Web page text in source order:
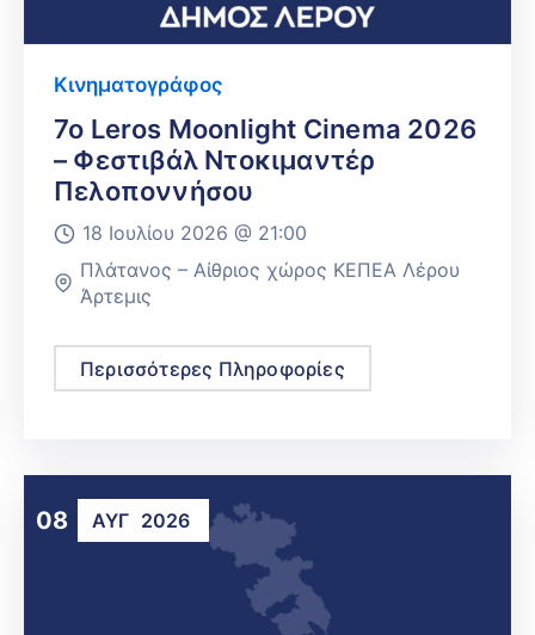
Κινηματογράφος
7ο Leros Moonlight Cinema 2026
– Φεστιβάλ Ντοκιμαντέρ
Πελοποννήσου
18 Ιουλίου 2026 @ 21:00
Πλάτανος – Αίθριος χώρος ΚΕΠΕΑ Λέρου
Άρτεμις
Περισσότερες Πληροφορίες
08 ΑΥΓ 2026